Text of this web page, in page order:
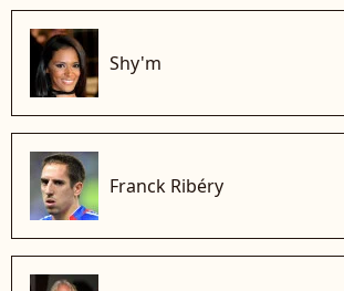
Shy'm
Franck Ribéry